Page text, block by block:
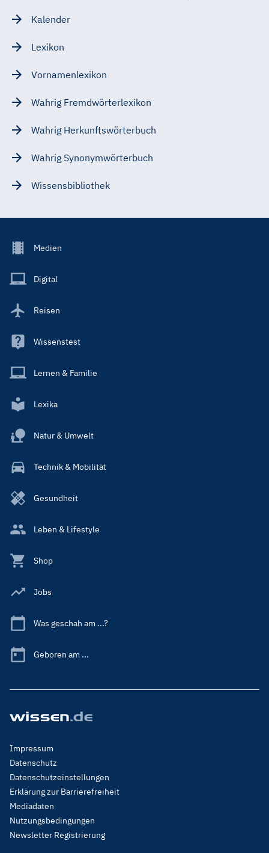
Kalender
Lexikon
Vornamenlexikon
Wahrig Fremdwörterlexikon
Wahrig Herkunftswörterbuch
Wahrig Synonymwörterbuch
Wissensbibliothek
Footer
Main
Medien
Digital
Reisen
Wissenstest
Lernen & Familie
Lexika
Natur & Umwelt
Technik & Mobilität
Gesundheit
Leben & Lifestyle
Shop
Jobs
Was geschah am ...?
Geboren am ...
Footer
Menu
Legal
Impressum
Datenschutz
Datenschutzeinstellungen
Erklärung zur Barrierefreiheit
Mediadaten
Nutzungsbedingungen
Newsletter Registrierung